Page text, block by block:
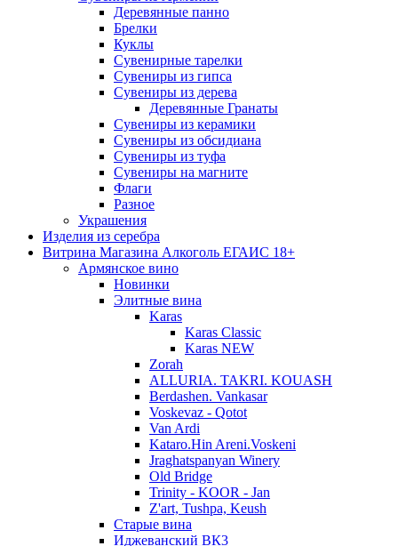
Деревянные панно
Брелки
Куклы
Сувенирные тарелки
Сувениры из гипса
Сувениры из дерева
Деревянные Гранаты
Сувениры из керамики
Сувениры из обсидиана
Сувениры из туфа
Сувениры на магните
Флаги
Разное
Украшения
Изделия из серебра
Витрина Магазина Алкоголь ЕГАИС 18+
Армянское вино
Новинки
Элитные вина
Karas
Karas Classic
Karas NEW
Zorah
ALLURIA. TAKRI. KOUASH
Berdashen. Vankasar
Voskevaz - Qotot
Van Ardi
Kataro.Hin Areni.Voskeni
Jraghatspanyan Winery
Old Bridge
Trinity - KOOR - Jan
Z'art, Tushpa, Keush
Старые вина
Иджеванский ВК3